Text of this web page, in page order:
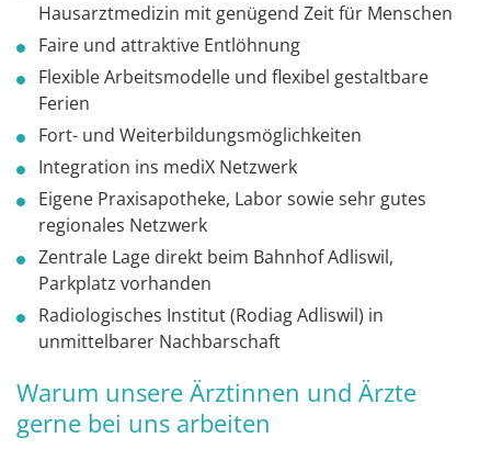
Hausarztmedizin mit genügend Zeit für Menschen
Faire und attraktive Entlöhnung
Flexible Arbeitsmodelle und flexibel gestaltbare
Ferien
Fort- und Weiterbildungsmöglichkeiten
Integration ins mediX Netzwerk
Eigene Praxisapotheke, Labor sowie sehr gutes
regionales Netzwerk
Zentrale Lage direkt beim Bahnhof Adliswil,
Parkplatz vorhanden
Radiologisches Institut (Rodiag Adliswil) in
unmittelbarer Nachbarschaft
Warum unsere Ärztinnen und Ärzte
gerne bei uns arbeiten